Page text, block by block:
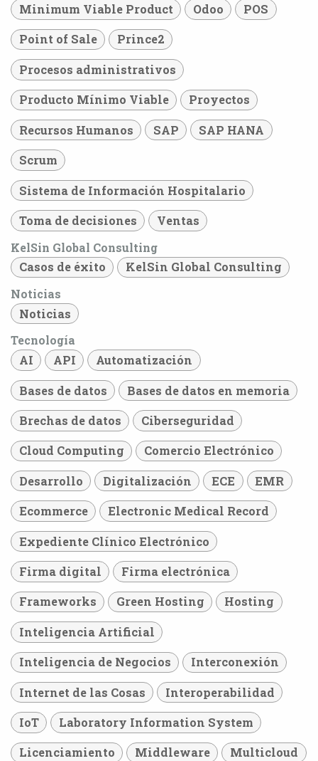
Minimum Viable Product Odoo POS
Point of Sale Prince2
Procesos administrativos
Producto Mínimo Viable Proyectos
Recursos Humanos SAP SAP HANA
Scrum
Sistema de Información Hospitalario
Toma de decisiones
Ventas
KelSin Global Consulting
Casos de éxito
KelSin Global Consulting
Noticias
Noticias
Tecnología
AI
API Automatización
Bases de datos Bases de datos en memoria
Brechas de datos Ciberseguridad
Cloud Computing Comercio Electrónico
Desarrollo Digitalización ECE EMR
Ecommerce Electronic Medical Record
Expediente Clínico Electrónico
Firma digital Firma electrónica
Frameworks Green Hosting Hosting
Inteligencia Artificial
Inteligencia de Negocios Interconexión
Internet de las Cosas Interoperabilidad
IoT Laboratory Information System
Licenciamiento Middleware Multicloud